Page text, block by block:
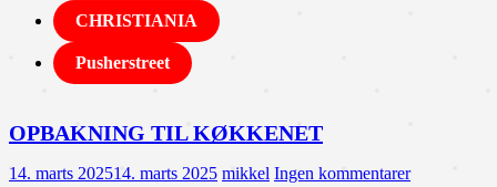
CHRISTIANIA
Pusherstreet
OPBAKNING TIL KØKKENET
14. marts 202514. marts 2025 mikkel Ingen kommentarer